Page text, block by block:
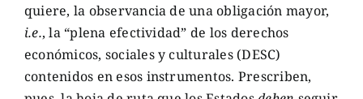
quiere, la observancia de una obligación mayor,
i.e., la “plena efectividad” de los derechos
económicos, sociales y culturales (DESC)
contenidos en esos instrumentos. Prescriben,